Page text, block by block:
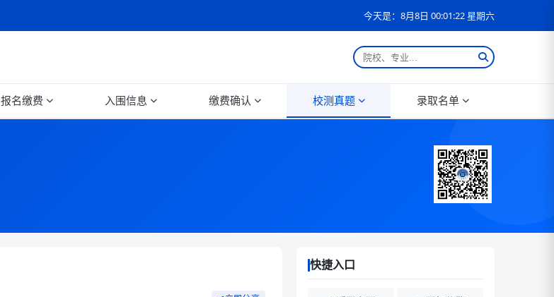
今天是：8月8日 00:01:22 星期六
报名缴费 入围信息 缴费确认 校测真题 录取名单
快捷入口